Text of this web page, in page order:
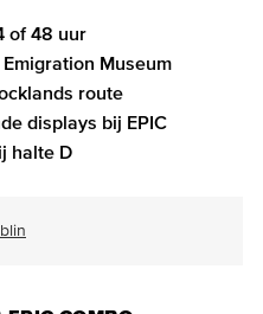
of 48 uur
Museum
route
displays bij EPIC
halte D